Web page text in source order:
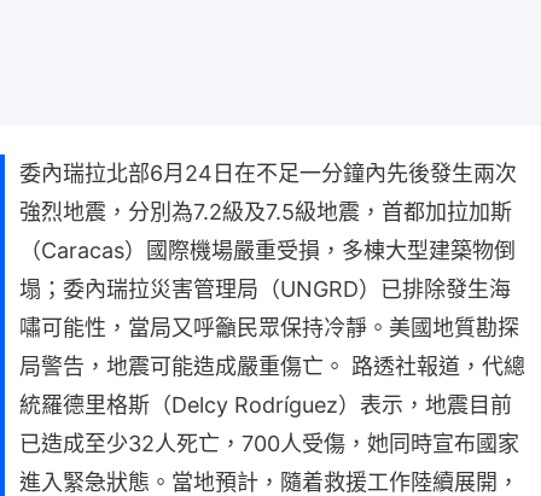
委內瑞拉北部6月24日在不足一分鐘內先後發生兩次
強烈地震，分別為7.2級及7.5級地震，首都加拉加斯
（Caracas）國際機場嚴重受損，多棟大型建築物倒
塌；委內瑞拉災害管理局（UNGRD）已排除發生海
嘯可能性，當局又呼籲民眾保持冷靜。美國地質勘探
局警告，地震可能造成嚴重傷亡。 路透社報道，代總
統羅德里格斯（Delcy Rodríguez）表示，地震目前
已造成至少32人死亡，700人受傷，她同時宣布國家
進入緊急狀態。當地預計，隨着救援工作陸續展開，